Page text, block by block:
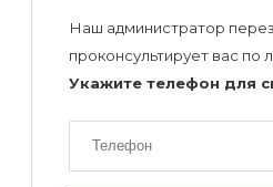
Наш администратор
проконсультирует вас по
Укажите телефон для